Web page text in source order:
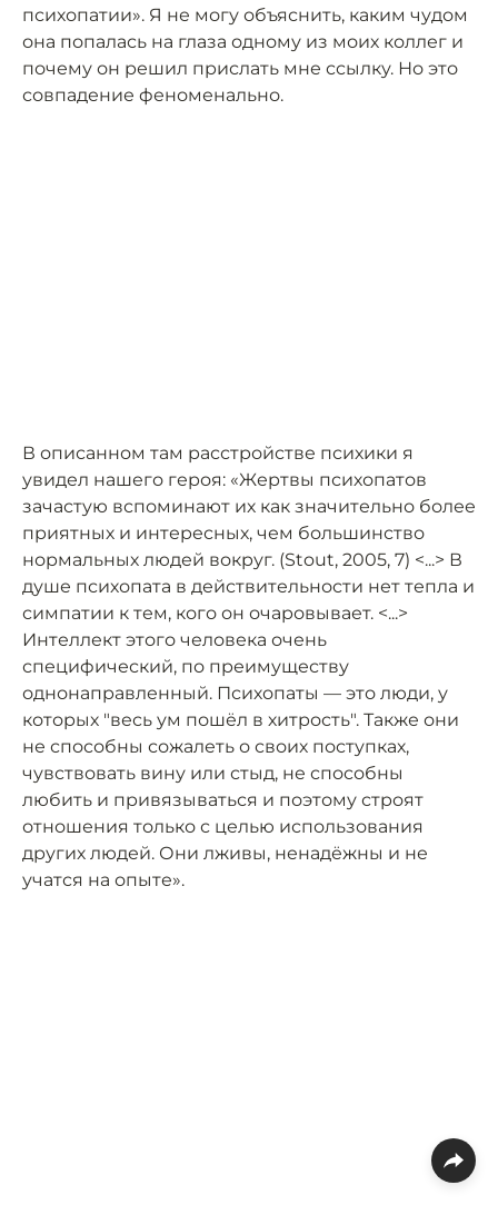
психопатии». Я не могу объяснить, каким чудом
она попалась на глаза одному из моих коллег и
почему он решил прислать мне ссылку. Но это
совпадение феноменально.
В описанном там расстройстве психики я
увидел нашего героя: «Жертвы психопатов
зачастую вспоминают их как значительно более
приятных и интересных, чем большинство
нормальных людей вокруг. (Stout, 2005, 7) <...> В
душе психопата в действительности нет тепла и
симпатии к тем, кого он очаровывает. <...>
Интеллект этого человека очень
специфический, по преимуществу
однонаправленный. Психопаты — это люди, у
которых "весь ум пошёл в хитрость". Также они
не способны сожалеть о своих поступках,
чувствовать вину или стыд, не способны
любить и привязываться и поэтому строят
отношения только с целью использования
других людей. Они лживы, ненадёжны и не
учатся на опыте».